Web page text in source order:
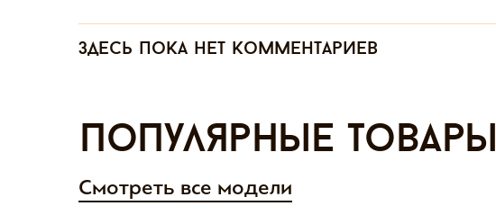
Здесь пока нет комментариев
Популярные товары
Смотреть все модели